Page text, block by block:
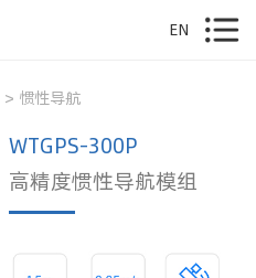
EN
> 惯性导航
WTGPS-300P
高精度惯性导航模组